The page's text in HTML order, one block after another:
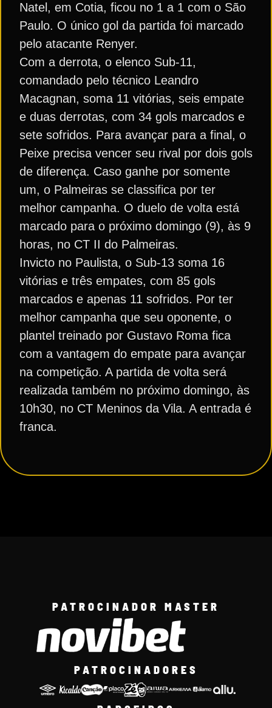
Natel, em Cotia, ficou no 1 a 1 com o São
Paulo. O único gol da partida foi marcado
pelo atacante Renyer.
Com a derrota, o elenco Sub-11,
comandado pelo técnico Leandro
Macagnan, soma 11 vitórias, seis empate
e duas derrotas, com 34 gols marcados e
sete sofridos. Para avançar para a final, o
Peixe precisa vencer seu rival por dois gols
de diferença. Caso ganhe por somente
um, o Palmeiras se classifica por ter
melhor campanha. O duelo de volta está
marcado para o próximo domingo (9), às 9
horas, no CT II do Palmeiras.
Invicto no Paulista, o Sub-13 soma 16
vitórias e três empates, com 85 gols
marcados e apenas 11 sofridos. Por ter
melhor campanha que seu oponente, o
plantel treinado por Gustavo Roma fica
com a vantagem do empate para avançar
na competição. A partida de volta será
realizada também no próximo domingo, às
10h30, no CT Meninos da Vila. A entrada é
franca.
PATROCINADOR MASTER
PATROCINADORES